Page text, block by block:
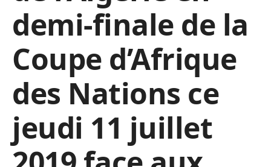
demi-finale de la
Coupe d’Afrique
des Nations ce
jeudi 11 juillet